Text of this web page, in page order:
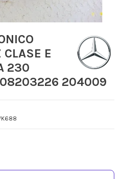
E
230
204009